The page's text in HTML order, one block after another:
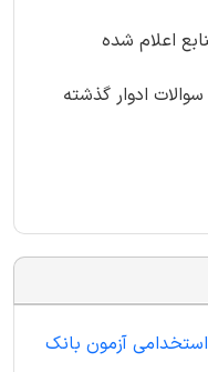
سوالات ادوار گذشته
استخدامی آزمون بانک